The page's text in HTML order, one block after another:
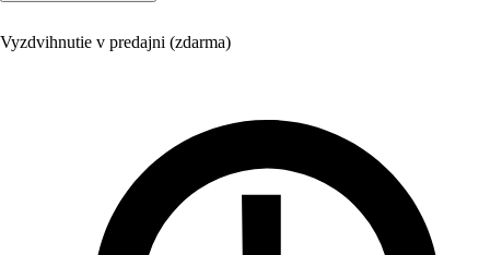
Vyzdvihnutie v predajni (zdarma)